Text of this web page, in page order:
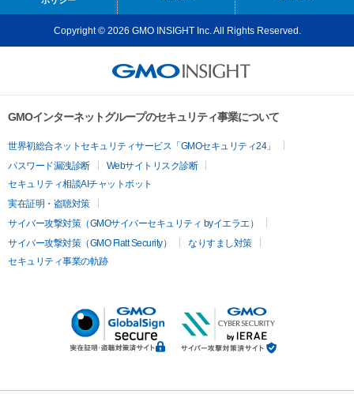
Copyright © 2026 GMO INSIGHT Inc. All Rights Reserved.
GMOインターネットグループのセキュリティ事業について
世界初総合ネットセキュリティサービス「GMOセキュリティ24」
パスワード漏洩診断
Webサイトリスク診断
セキュリティ相談AIチャットボット
実在証明・盗聴対策
サイバー攻撃対策（GMOサイバーセキュリティ byイエラエ）
サイバー攻撃対策（GMO Flatt Security）
なりすまし対策
セキュリティ事業の軌跡